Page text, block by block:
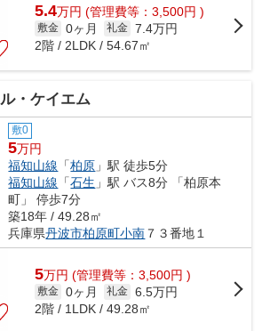
5.4万円 (管理費等：3,500円 )
敷金 0ヶ月 礼金 7.4万円
2階 / 2LDK / 54.67㎡
・ケイエム
敷0
5万円
福知山線 「柏原 」駅 徒歩5分
福知山線 「石生 」駅 バス8分 「柏原本
町」 停歩7分
築18年 / 49.28㎡
兵庫県丹波市柏原町小南 ７３番地１
5万円 (管理費等：3,500円 )
敷金 0ヶ月 礼金 6.5万円
2階 / 1LDK / 49.28㎡